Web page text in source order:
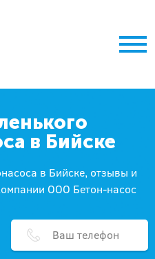
в Бийске
в Бийске, отзывы и
ООО Бетон-насос